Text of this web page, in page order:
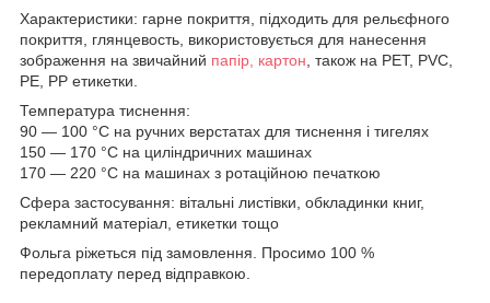
Характеристики: гарне покриття, підходить для рельєфного
покриття, глянцевость, використовується для нанесення
зображення на звичайний папір, картон , також на PET, PVC,
PE, PP етикетки.
Температура тиснення:
90 — 100 °C на ручних верстатах для тиснення і тигелях
150 — 170 °C на циліндричних машинах
170 — 220 °C на машинах з ротаційною печаткою
Сфера застосування: вітальні листівки, обкладинки книг,
рекламний матеріал, етикетки тощо
Фольга ріжеться під замовлення. Просимо 100 %
передоплату перед відправкою.